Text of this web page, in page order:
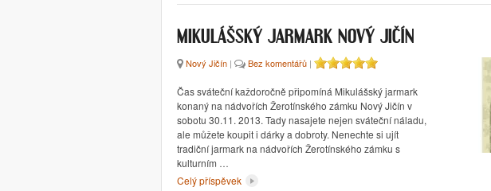
MIKULÁŠSKÝ JARMARK NOVÝ JIČÍN
Nový Jičín | Bez komentářů |
Čas sváteční každoročně připomíná Mikulášský jarmark
konaný na nádvořích Žerotínského zámku Nový Jičín v
sobotu 30.11. 2013. Tady nasajete nejen sváteční náladu,
ale můžete koupit i dárky a dobroty. Nenechte si ujít
tradiční jarmark na nádvořích Žerotínského zámku s
kulturním …
Celý příspěvek